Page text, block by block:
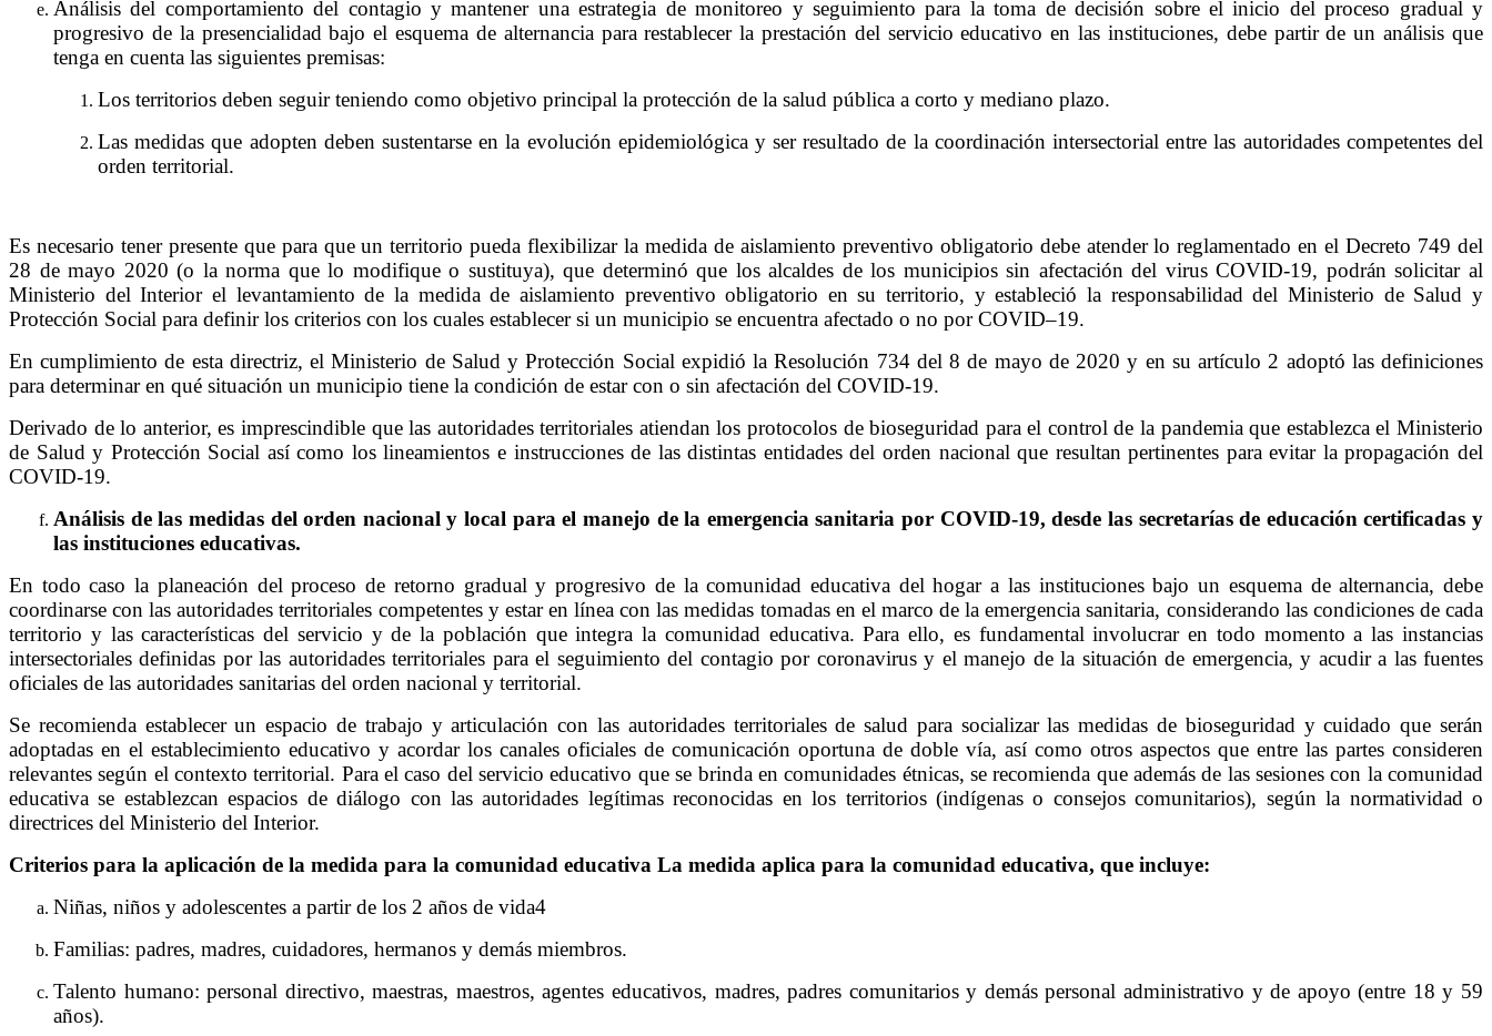
Análisis del comportamiento del contagio y mantener una estrategia de monitoreo y seguimiento para la toma de decisión sobre el inicio del proceso gradual y
progresivo de la presencialidad bajo el esquema de alternancia para restablecer la prestación del servicio educativo en las instituciones, debe partir de un análisis que
tenga en cuenta las siguientes premisas:
Los territorios deben seguir teniendo como objetivo principal la protección de la salud pública a corto y mediano plazo.
Las medidas que adopten deben sustentarse en la evolución epidemiológica y ser resultado de la coordinación intersectorial entre las autoridades competentes del
orden territorial.
Es necesario tener presente que para que un territorio pueda flexibilizar la medida de aislamiento preventivo obligatorio debe atender lo reglamentado en el Decreto 749 del
28 de mayo 2020 (o la norma que lo modifique o sustituya), que determinó que los alcaldes de los municipios sin afectación del virus COVID-19, podrán solicitar al
Ministerio del Interior el levantamiento de la medida de aislamiento preventivo obligatorio en su territorio, y estableció la responsabilidad del Ministerio de Salud y
Protección Social para definir los criterios con los cuales establecer si un municipio se encuentra afectado o no por COVID–19.
En cumplimiento de esta directriz, el Ministerio de Salud y Protección Social expidió la Resolución 734 del 8 de mayo de 2020 y en su artículo 2 adoptó las definiciones
para determinar en qué situación un municipio tiene la condición de estar con o sin afectación del COVID-19.
Derivado de lo anterior, es imprescindible que las autoridades territoriales atiendan los protocolos de bioseguridad para el control de la pandemia que establezca el Ministerio
de Salud y Protección Social así como los lineamientos e instrucciones de las distintas entidades del orden nacional que resultan pertinentes para evitar la propagación del
COVID-19.
Análisis de las medidas del orden nacional y local para el manejo de la emergencia sanitaria por COVID-19, desde las secretarías de educación certificadas y
las instituciones educativas.
En todo caso la planeación del proceso de retorno gradual y progresivo de la comunidad educativa del hogar a las instituciones bajo un esquema de alternancia, debe
coordinarse con las autoridades territoriales competentes y estar en línea con las medidas tomadas en el marco de la emergencia sanitaria, considerando las condiciones de cada
territorio y las características del servicio y de la población que integra la comunidad educativa. Para ello, es fundamental involucrar en todo momento a las instancias
intersectoriales definidas por las autoridades territoriales para el seguimiento del contagio por coronavirus y el manejo de la situación de emergencia, y acudir a las fuentes
oficiales de las autoridades sanitarias del orden nacional y territorial.
Se recomienda establecer un espacio de trabajo y articulación con las autoridades territoriales de salud para socializar las medidas de bioseguridad y cuidado que serán
adoptadas en el establecimiento educativo y acordar los canales oficiales de comunicación oportuna de doble vía, así como otros aspectos que entre las partes consideren
relevantes según el contexto territorial. Para el caso del servicio educativo que se brinda en comunidades étnicas, se recomienda que además de las sesiones con la comunidad
educativa se establezcan espacios de diálogo con las autoridades legítimas reconocidas en los territorios (indígenas o consejos comunitarios), según la normatividad o
directrices del Ministerio del Interior.
Criterios para la aplicación de la medida para la comunidad educativa La medida aplica para la comunidad educativa, que incluye:
Niñas, niños y adolescentes a partir de los 2 años de vida4
Familias: padres, madres, cuidadores, hermanos y demás miembros.
Talento humano: personal directivo, maestras, maestros, agentes educativos, madres, padres comunitarios y demás personal administrativo y de apoyo (entre 18 y 59
años).